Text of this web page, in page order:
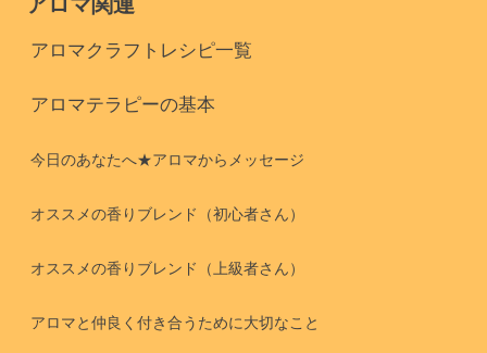
アロマクラフトレシピ一覧
アロマテラピーの基本
今日のあなたへ★アロマからメッセージ
オススメの香りブレンド（初心者さん）
オススメの香りブレンド（上級者さん）
アロマと仲良く付き合うために大切なこと